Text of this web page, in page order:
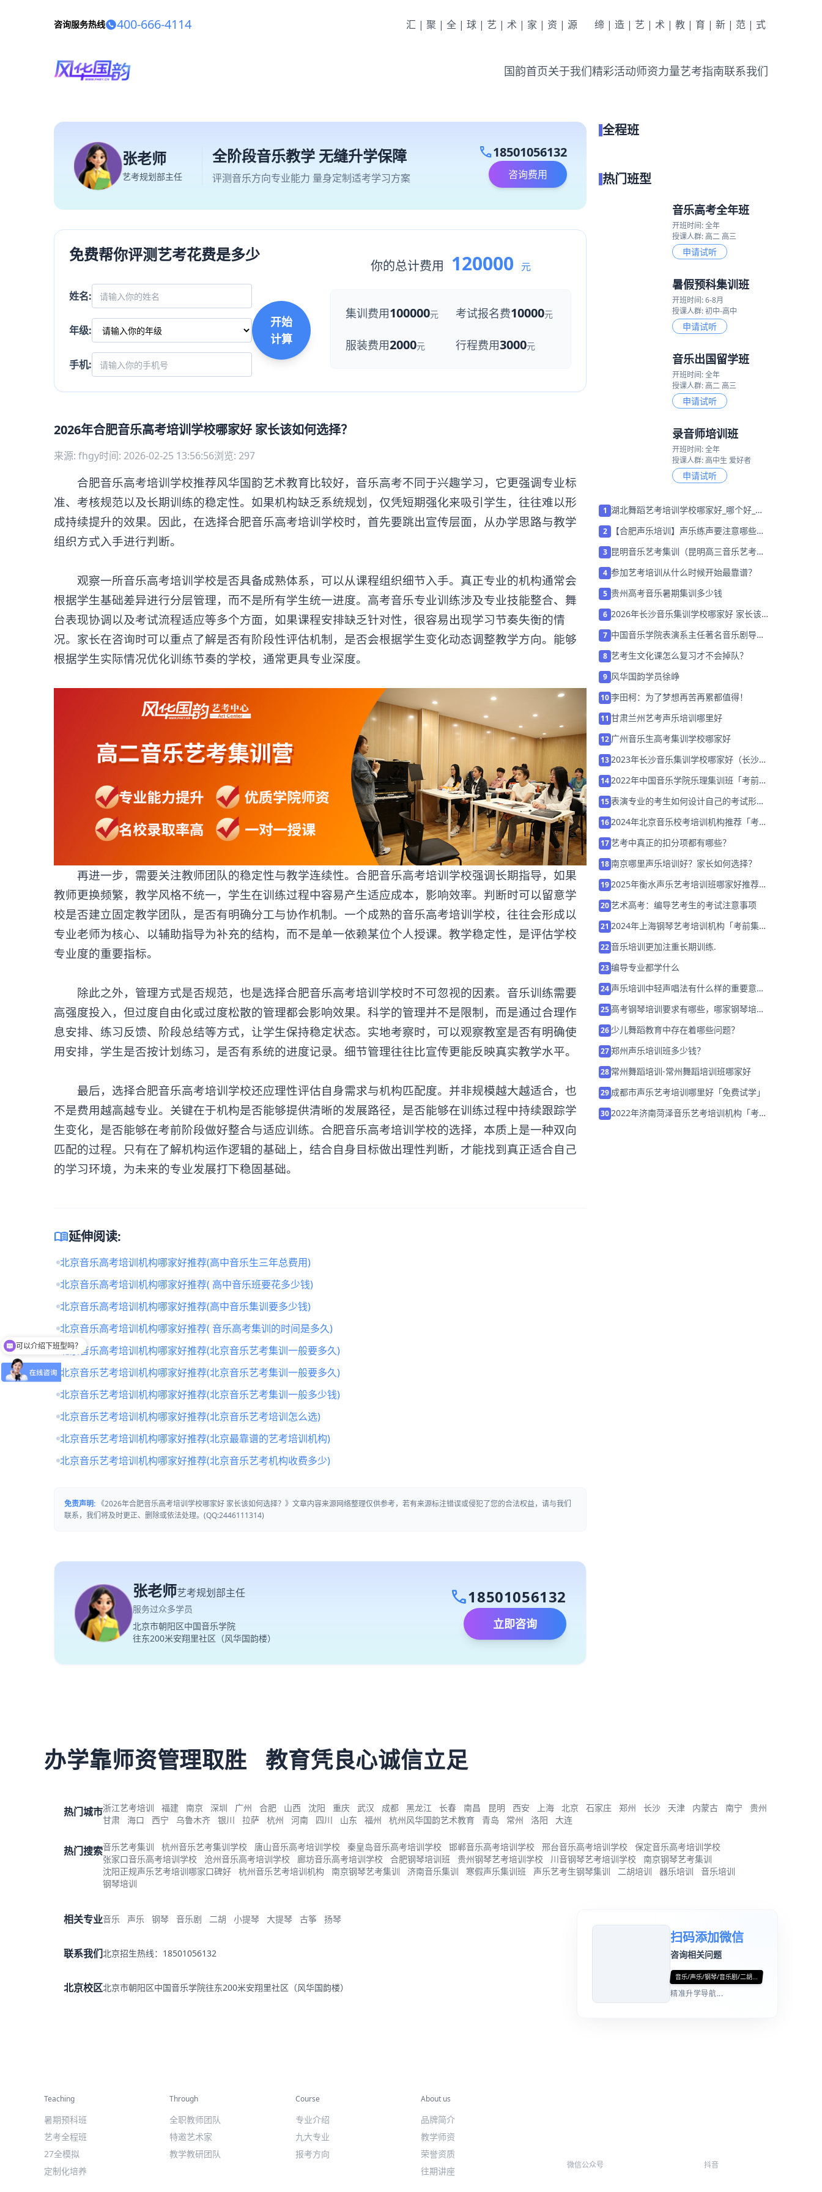
咨询服务热线 400-666-4114 汇|聚|全|球|艺|术|家|资|源 缔|造|艺|术|教|育|新|范|式
国韵首页关于我们精彩活动师资力量艺考指南联系我们
张老师
艺考规划部主任
全阶段音乐教学 无缝升学保障
评测音乐方向专业能力 量身定制适考学习方案
call18501056132
咨询费用
免费帮你评测艺考花费是多少
姓名:
年级:
手机:
开始
计算
你的总计费用 120000 元
集训费用100000元 考试报名费10000元
服装费用2000元 行程费用3000元
2026年合肥音乐高考培训学校哪家好 家长该如何选择？
来源: fhgy时间: 2026-02-25 13:56:56浏览: 297
合肥音乐高考培训学校推荐风华国韵艺术教育比较好，音乐高考不同于兴趣学习，它更强调专业标
准、考核规范以及长期训练的稳定性。如果机构缺乏系统规划，仅凭短期强化来吸引学生，往往难以形
成持续提升的效果。因此，在选择合肥音乐高考培训学校时，首先要跳出宣传层面，从办学思路与教学
组织方式入手进行判断。
观察一所音乐高考培训学校是否具备成熟体系，可以从课程组织细节入手。真正专业的机构通常会
根据学生基础差异进行分层管理，而不是所有学生统一进度。高考音乐专业训练涉及专业技能整合、舞
台表现协调以及考试流程适应等多个方面，如果课程安排缺乏针对性，很容易出现学习节奏失衡的情
况。家长在咨询时可以重点了解是否有阶段性评估机制，是否会根据学生变化动态调整教学方向。能够
根据学生实际情况优化训练节奏的学校，通常更具专业深度。
再进一步，需要关注教师团队的稳定性与教学连续性。合肥音乐高考培训学校强调长期指导，如果
教师更换频繁，教学风格不统一，学生在训练过程中容易产生适应成本，影响效率。判断时可以留意学
校是否建立固定教学团队，是否有明确分工与协作机制。一个成熟的音乐高考培训学校，往往会形成以
专业老师为核心、以辅助指导为补充的结构，而不是单一依赖某位个人授课。教学稳定性，是评估学校
专业度的重要指标。
除此之外，管理方式是否规范，也是选择合肥音乐高考培训学校时不可忽视的因素。音乐训练需要
高强度投入，但过度自由化或过度松散的管理都会影响效果。科学的管理并不是限制，而是通过合理作
息安排、练习反馈、阶段总结等方式，让学生保持稳定状态。实地考察时，可以观察教室是否有明确使
用安排，学生是否按计划练习，是否有系统的进度记录。细节管理往往比宣传更能反映真实教学水平。
最后，选择合肥音乐高考培训学校还应理性评估自身需求与机构匹配度。并非规模越大越适合，也
不是费用越高越专业。关键在于机构是否能够提供清晰的发展路径，是否能够在训练过程中持续跟踪学
生变化，是否能够在考前阶段做好整合与适应训练。合肥音乐高考培训学校的选择，本质上是一种双向
匹配的过程。只有在了解机构运作逻辑的基础上，结合自身目标做出理性判断，才能找到真正适合自己
的学习环境，为未来的专业发展打下稳固基础。
menu_book延伸阅读:
北京音乐高考培训机构哪家好推荐(高中音乐生三年总费用)
北京音乐高考培训机构哪家好推荐( 高中音乐班要花多少钱)
北京音乐高考培训机构哪家好推荐(高中音乐集训要多少钱)
北京音乐高考培训机构哪家好推荐( 音乐高考集训的时间是多久)
北京音乐高考培训机构哪家好推荐(北京音乐艺考集训一般要多久)
北京音乐艺考培训机构哪家好推荐(北京音乐艺考集训一般要多久)
北京音乐艺考培训机构哪家好推荐(北京音乐艺考集训一般多少钱)
北京音乐艺考培训机构哪家好推荐(北京音乐艺考培训怎么选)
北京音乐艺考培训机构哪家好推荐(北京最靠谱的艺考培训机构)
北京音乐艺考培训机构哪家好推荐(北京音乐艺考机构收费多少)
免责声明: 《2026年合肥音乐高考培训学校哪家好 家长该如何选择？》文章内容来源网络整理仅供参考，若有来源标注错误或侵犯了您的合法权益，请与我们
联系，我们将及时更正、删除或依法处理。(QQ:2446111314)
张老师艺考规划部主任
服务过众多学员
北京市朝阳区中国音乐学院
往东200米安翔里社区（风华国韵楼）
call18501056132
立即咨询
全程班
热门班型
音乐高考全年班
开班时间: 全年
授课人群: 高二 高三
申请试听
暑假预科集训班
开班时间: 6-8月
授课人群: 初中-高中
申请试听
音乐出国留学班
开班时间: 全年
授课人群: 高二 高三
申请试听
录音师培训班
开班时间: 全年
授课人群: 高中生 爱好者
申请试听
1 湖北舞蹈艺考培训学校哪家好_哪个好_学
2
【合肥声乐培训】声乐练声要注意哪些问
3 昆明音乐艺考集训（昆明高三音乐艺考集
4 参加艺考培训从什么时候开始最靠谱？
5 贵州高考音乐暑期集训多少钱
6 2026年长沙音乐集训学校哪家好 家长该
7 中国音乐学院表演系主任著名音乐剧导演
8 艺考生文化课怎么复习才不会掉队？
9 风华国韵学员徐峥
10李田柯：为了梦想再苦再累都值得！
11 甘肃兰州艺考声乐培训哪里好
12 广州音乐生高考集训学校哪家好
132023年长沙音乐集训学校哪家好（长沙哪
142022年中国音乐学院乐理集训班「考前集
15表演专业的考生如何设计自己的考试形
162024年北京音乐校考培训机构推荐「考前
17艺考中真正的扣分项都有哪些？
18南京哪里声乐培训好？家长如何选择？
192025年衡水声乐艺考培训班哪家好推荐
20艺术高考：编导艺考生的考试注意事项
21 2024年上海钢琴艺考培训机构「考前集训
22音乐培训更加注重长期训练.
23编导专业都学什么
24 声乐培训中轻声唱法有什么样的重要意
25高考钢琴培训要求有哪些，哪家钢琴培训
26 少儿舞蹈教育中存在着哪些问题？
27郑州声乐培训班多少钱？
28 常州舞蹈培训-常州舞蹈培训班哪家好
29 成都市声乐艺考培训哪里好「免费试学」
302022年济南菏泽音乐艺考培训机构「考前
办学靠师资管理取胜 教育凭良心诚信立足
热门城市浙江艺考培训 福建 南京 深圳 广州 合肥 山西 沈阳 重庆 武汉 成都 黑龙江 长春 南昌 昆明 西安 上海 北京 石家庄 郑州 长沙 天津 内蒙古 南宁
贵州
甘肃
海口 西宁 乌鲁木齐 银川 拉萨 杭州 河南 四川 山东 福州 杭州风华国韵艺术教育 青岛 常州 洛阳 大连
热门搜索音乐艺考集训 杭州音乐艺考集训学校 唐山音乐高考培训学校 秦皇岛音乐高考培训学校 邯郸音乐高考培训学校 邢台音乐高考培训学校
保定音乐高考培训学校
张家口音乐高考培训学校
沧州音乐高考培训学校 廊坊音乐高考培训学校 合肥钢琴培训班 贵州钢琴艺考培训学校 川音钢琴艺考培训学校
南京钢琴艺考集训
沈阳正规声乐艺考培训哪家口碑好
杭州音乐艺考培训机构 南京钢琴艺考集训 济南音乐集训 寒假声乐集训班 声乐艺考生钢琴集训 二胡培训 器乐培训
音乐培训
钢琴培训
相关专业音乐 声乐 钢琴 音乐剧 二胡 小提琴 大提琴 古筝 扬琴
联系我们北京招生热线：18501056132
北京校区北京市朝阳区中国音乐学院往东200米安翔里社区（风华国韵楼）
扫码添加微信
咨询相关问题
音乐/声乐/钢琴/音乐剧/二胡...
精准升学导航...
Teaching
暑期预科班
艺考全程班
27全模拟
定制化培养
Through
全职教师团队
特邀艺术家
教学教研团队
Course
专业介绍
九大专业
报考方向
About us
品牌简介
教学师资
荣誉资质
往期讲座
微信公众号 抖音
可以介绍下班型吗？
你们是怎么收费的呢